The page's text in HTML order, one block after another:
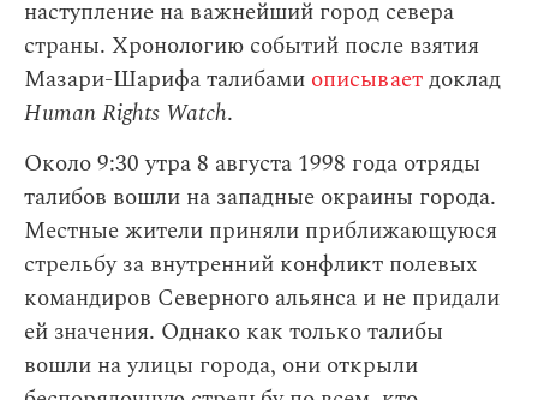
наступление на важнейший город севера
страны. Хронологию событий после взятия
Мазари-Шарифа талибами описываетдоклад
Human Rights Watch.
Около 9:30 утра 8 августа 1998 года отряды
талибов вошли на западные окраины города.
Местные жители приняли приближающуюся
стрельбу за внутренний конфликт полевых
командиров Северного альянса и не придали
ей значения. Однако как только талибы
вошли на улицы города, они открыли